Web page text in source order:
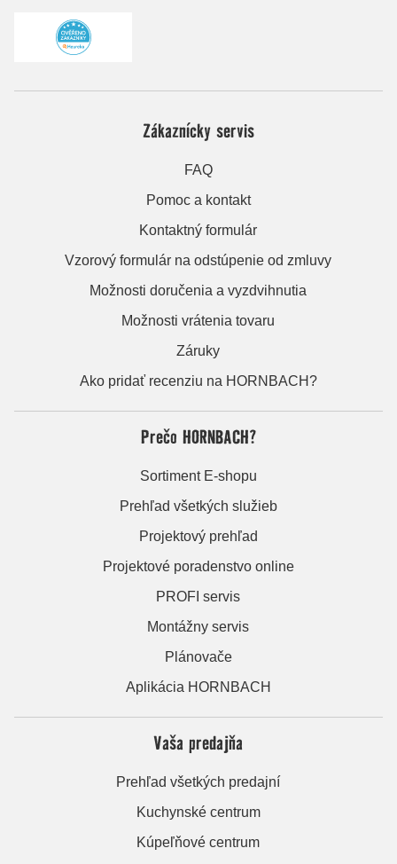
Zákaznícky servis
FAQ
Pomoc a kontakt
Kontaktný formulár
Vzorový formulár na odstúpenie od zmluvy
Možnosti doručenia a vyzdvihnutia
Možnosti vrátenia tovaru
Záruky
Ako pridať recenziu na HORNBACH?
Prečo HORNBACH?
Sortiment E-shopu
Prehľad všetkých služieb
Projektový prehľad
Projektové poradenstvo online
PROFI servis
Montážny servis
Plánovače
Aplikácia HORNBACH
Vaša predajňa
Prehľad všetkých predajní
Kuchynské centrum
Kúpeľňové centrum